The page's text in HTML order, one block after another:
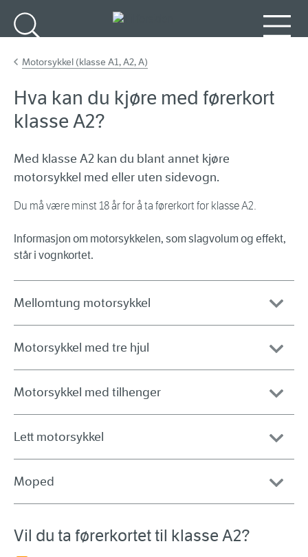
Motorsykkel (klasse A1, A2, A)
Hva kan du kjøre med førerkort
klasse A2?
Med klasse A2 kan du blant annet kjøre
motorsykkel med eller uten sidevogn.
Du må være minst 18 år for å ta førerkort for klasse A2.
Informasjon om motorsykkelen, som slagvolum og effekt,
står i vognkortet.
Mellomtung motorsykkel
Motorsykkel med tre hjul
Motorsykkel med tilhenger
Lett motorsykkel
Moped
Vil du ta førerkortet til klasse A2?